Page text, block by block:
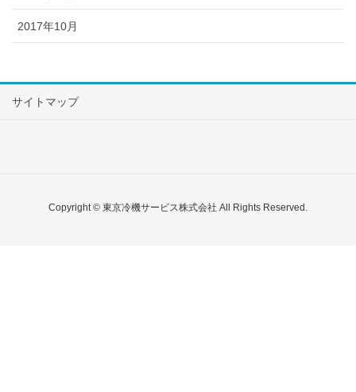
2017年10月
サイトマップ
Copyright © 東京冷機サービス株式会社 All Rights Reserved.